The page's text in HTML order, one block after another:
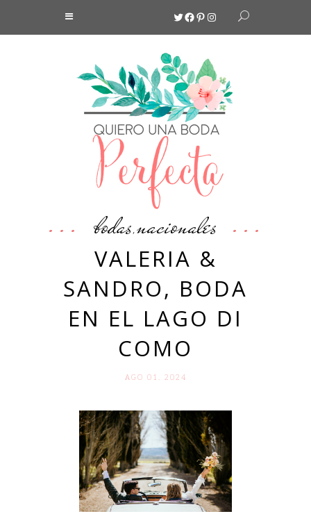
Twitter
Facebook
Pinterest
Instagram
bodas,nacionales
VALERIA &
SANDRO, BODA
EN EL LAGO DI
COMO
AGO 01. 2024